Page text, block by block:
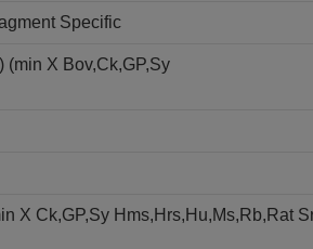
Specific
(min X Bov,Ck,GP,Sy
X Ck,GP,Sy Hms,Hrs,Hu,Ms,Rb,Rat